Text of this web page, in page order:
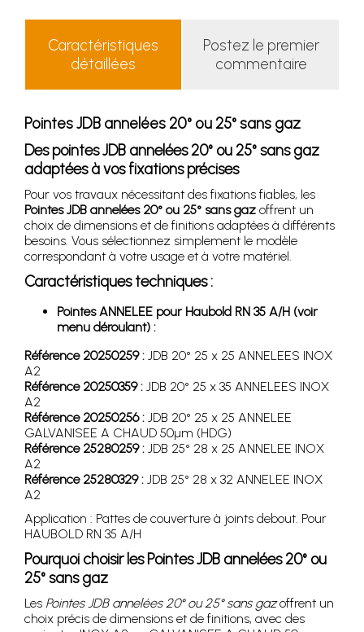
Caractéristiques
détaillées
Postez le premier
commentaire
Pointes JDB annelées 20° ou 25° sans gaz
Des pointes JDB annelées 20° ou 25° sans gaz
adaptées à vos fixations précises
Pour vos travaux nécessitant des fixations fiables, les
Pointes JDB annelées 20° ou 25° sans gaz offrent un
choix de dimensions et de finitions adaptées à différents
besoins. Vous sélectionnez simplement le modèle
correspondant à votre usage et à votre matériel.
Caractéristiques techniques :
Pointes ANNELEE pour Haubold RN 35 A/H (voir
menu déroulant) :
Référence 20250259 : JDB 20° 25 x 25 ANNELEES INOX
A2
Référence 20250359 : JDB 20° 25 x 35 ANNELEES INOX
A2
Référence 20250256 : JDB 20° 25 x 25 ANNELEE
GALVANISEE A CHAUD 50µm (HDG)
Référence 25280259 : JDB 25° 28 x 25 ANNELEE INOX
A2
Référence 25280329 : JDB 25° 28 x 32 ANNELEE INOX
A2
Application : Pattes de couverture à joints debout. Pour
HAUBOLD RN 35 A/H
Pourquoi choisir les Pointes JDB annelées 20° ou
25° sans gaz
Les Pointes JDB annelées 20° ou 25° sans gazoffrent un
choix précis de dimensions et de finitions, avec des